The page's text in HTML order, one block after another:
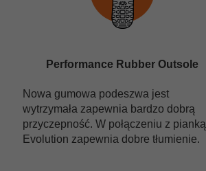
Performance Rubber Outsole
Nowa gumowa podeszwa jest
wytrzymała zapewnia bardzo dobrą
przyczepność. W połączeniu z pianką
Evolution zapewnia dobre tłumienie.